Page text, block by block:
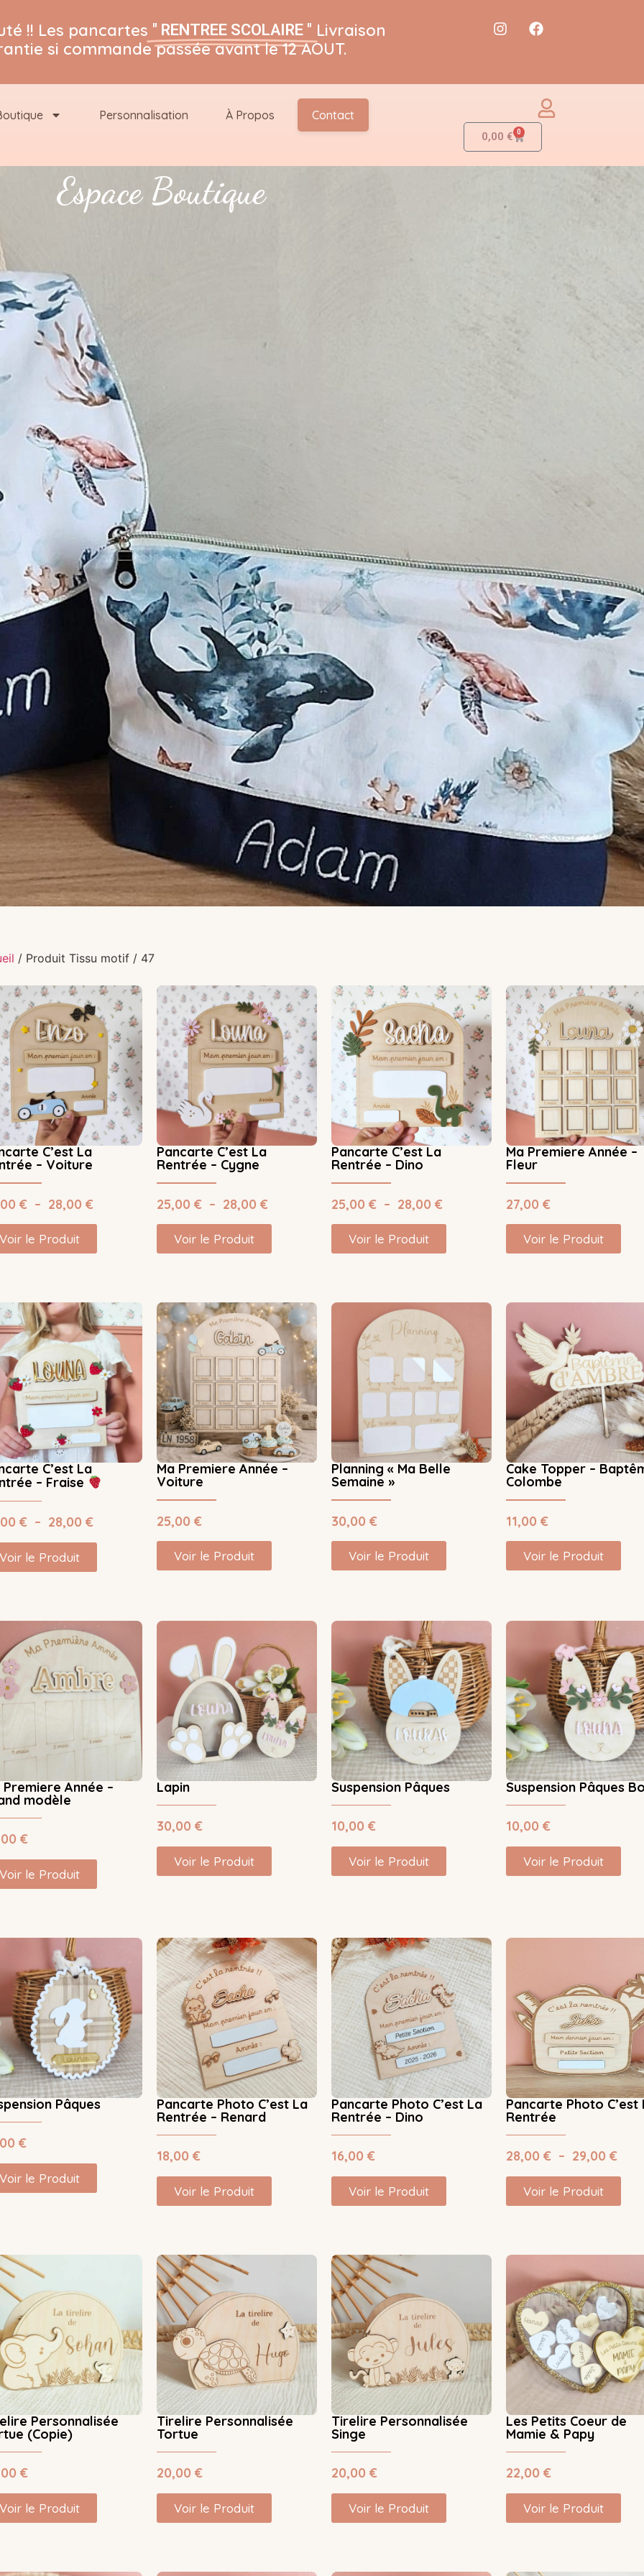
!! Les pancartes " RENTREE SCOLAIRE " Livraison
si commande passée avant le 12 AOUT.
Personnalisation À Propos Contact
0,00€ 0
Espace Boutique
/ Produit Tissu motif / 47
C’est La
– Voiture
€ – 28,00€
Voir le Produit
Pancarte C’est La
Rentrée – Cygne
25,00€ – 28,00€
Voir le Produit
Pancarte C’est La
Rentrée – Dino
25,00€ – 28,00€
Voir le Produit
Ma Premiere Année –
Fleur
27,00€
Voir le Produit
C’est La
– Fraise
€ – 28,00€
Voir le Produit
Ma Premiere Année –
Voiture
25,00€
Voir le Produit
Planning « Ma Belle
Semaine »
30,00€
Voir le Produit
Cake Topper –
Colombe
11,00€
Voir le Produit
Premiere Année –
modèle
€
Voir le Produit
Lapin
30,00€
Voir le Produit
Suspension Pâques
10,00€
Voir le Produit
Suspension Pâques
10,00€
Voir le Produit
Pâques
€
Voir le Produit
Pancarte Photo C’est La
Rentrée – Renard
18,00€
Voir le Produit
Pancarte Photo C’est La
Rentrée – Dino
16,00€
Voir le Produit
Pancarte Photo C’est
Rentrée
28,00€ – 29,00€
Voir le Produit
Personnalisée
(Copie)
€
Voir le Produit
Tirelire Personnalisée
Tortue
20,00€
Voir le Produit
Tirelire Personnalisée
Singe
20,00€
Voir le Produit
Les Petits Coeur de
Mamie & Papy
22,00€
Voir le Produit